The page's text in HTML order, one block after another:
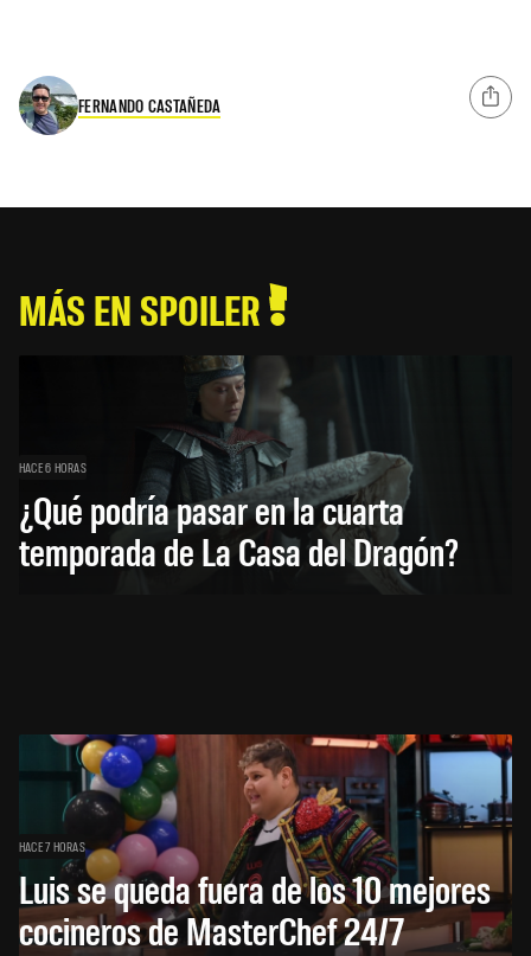
FERNANDO CASTAÑEDA
MÁS EN SPOILER
HACE 6 HORAS
¿Qué podría pasar en la cuarta
temporada de La Casa del Dragón?
HACE 7 HORAS
Luis se queda fuera de los 10 mejores
cocineros de MasterChef 24/7